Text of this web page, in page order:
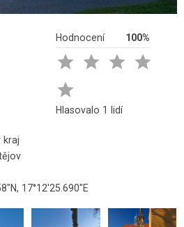
Hodnocení 100%
   

Hlasovalo 1 lidí
kraj
17°12'25.690"E